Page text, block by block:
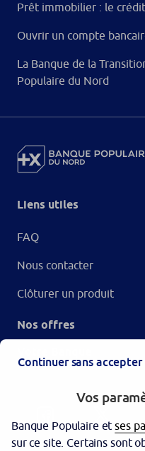
Prêt immobilier : le
Ouvrir un compte
La Banque de la
Populaire du Nord
Liens utiles
FAQ
Nous contacter
Clôturer un produit
Nos offres
Continuer sans accepter
Vos
Banque Populaire etses
sur ce site. Certains sont